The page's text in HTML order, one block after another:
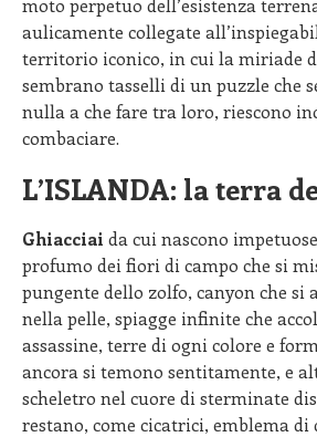
moto perpetuo dell’esistenza
aulicamente collegate
territorio iconico, in cui la miriade
sembrano tasselli di un puzzle che
nulla a che fare tra loro, riescono
combaciare.
L’ISLANDA: la terra
Ghiacciai da cui nascono
profumo dei fiori di campo che si
pungente dello zolfo, canyon che si
nella pelle, spiagge infinite che
assassine, terre di ogni colore e
ancora si temono sentitamente, e
scheletro nel cuore di sterminate
restano, come cicatrici, emblema di